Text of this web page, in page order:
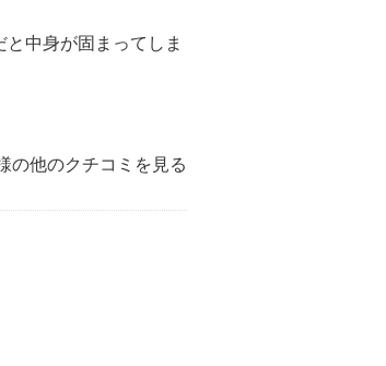
中身が固まってしま
の他のクチコミを見る